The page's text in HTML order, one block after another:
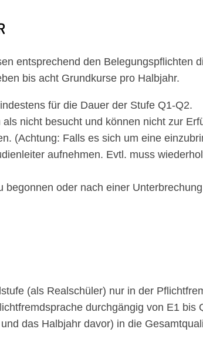
entsprechend den Belegungspflichten
bis acht Grundkurse pro Halbjahr.
für die Dauer der Stufe Q1-Q2.
nicht besucht und können nicht zur
(Achtung: Falls es sich um eine
aufnehmen. Evtl. muss
begonnen oder nach einer
(als Realschüler) nur in der
durchgängig von E1 bis
das Halbjahr davor) in die